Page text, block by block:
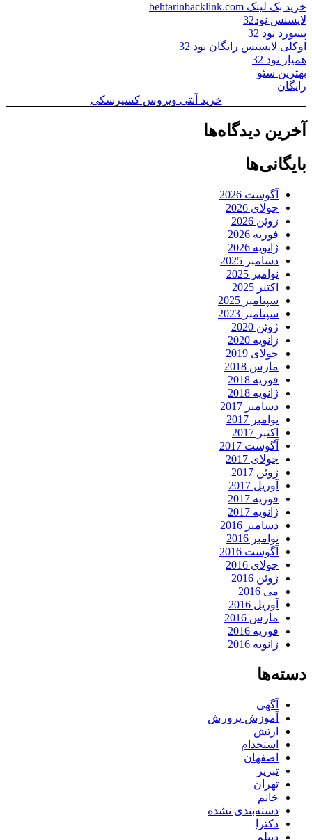
خرید بک لینک behtarinbacklink.com
لایسنس نود32
پسورد نود 32
اوکلی لایسنس رایگان نود 32
همیار نود 32
بهترین سئو
رایگان
خرید آنتی ویروس کسپرسکی
آخرین دیدگاه‌ها
بایگانی‌ها
آگوست 2026
جولای 2026
ژوئن 2026
فوریه 2026
ژانویه 2026
دسامبر 2025
نوامبر 2025
اکتبر 2025
سپتامبر 2025
سپتامبر 2023
ژوئن 2020
ژانویه 2020
جولای 2019
مارس 2018
فوریه 2018
ژانویه 2018
دسامبر 2017
نوامبر 2017
اکتبر 2017
آگوست 2017
جولای 2017
ژوئن 2017
آوریل 2017
فوریه 2017
ژانویه 2017
دسامبر 2016
نوامبر 2016
آگوست 2016
جولای 2016
ژوئن 2016
می 2016
آوریل 2016
مارس 2016
فوریه 2016
ژانویه 2016
دسته‌ها
آگهی
آموزش پرورش
ارتش
استخدام
اصفهان
تبریز
تهران
خانم
دسته‌بندی نشده
دکترا
دیپلم